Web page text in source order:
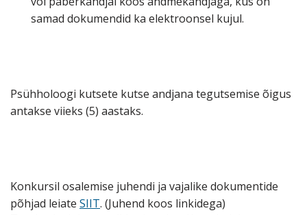
samad dokumendid ka elektroonsel kujul.
Psühholoogi kutsete kutse andjana tegutsemise õigus
antakse viieks (5) aastaks.
Konkursil osalemise juhendi ja vajalike dokumentide
põhjad leiate SIIT. (Juhend koos linkidega)